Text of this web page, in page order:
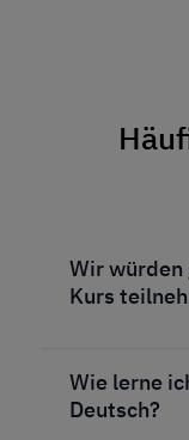
Wir würden
Kurs
Wie lerne
Deutsch?